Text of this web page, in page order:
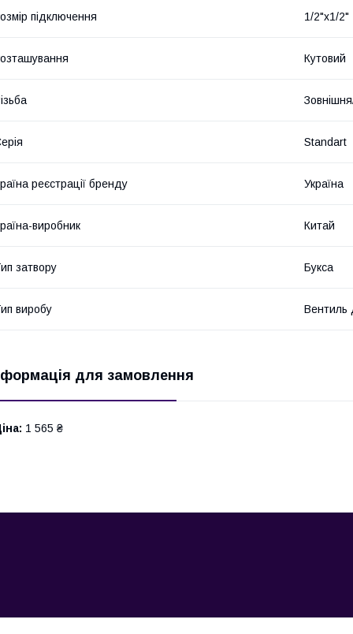
підключення 1/2"x1/2"
Кутовий
Standart
реєстрації бренду Україна
виробник Китай
затвору Букса
виробу Вентиль
для замовлення
1 565 ₴